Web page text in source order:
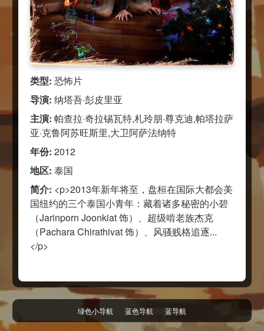
类型: 恐怖片
导演: 纳塔吾·彭皮里亚
主演: 帕查拉·奇拉锡瓦特,札玲朋·尊克迪,帕塔拉萨
亚·克鲁阿苏旺斯里,大卫阿萨法纳特
年份: 2012
地区: 泰国
简介: <p>2013年新年将至，盘桓在国际大都会美
国纽约的三个泰国小青年：藏着诸多秘密的小碧
（Jarinporn Joonkiat 饰）、超级啃老族杰克
（Pachara Chirathivat 饰）、风骚贱格追逐...
</p>
绿色小导航 蓝色导航 蓝导航